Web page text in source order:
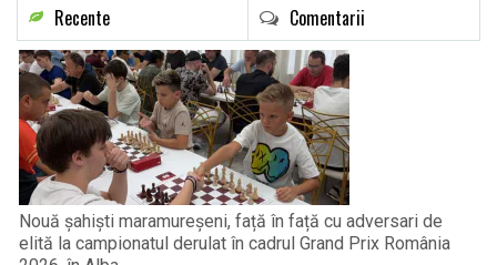
Recente Comentarii
Nouă șahiști maramureșeni, față în față cu adversari de
elită la campionatul derulat în cadrul Grand Prix România